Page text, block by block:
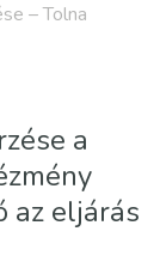
– Tolna
a
az eljárás